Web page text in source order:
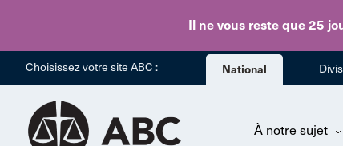
Il ne vous reste que 25
Choisissez votre site ABC : National
À notre sujet